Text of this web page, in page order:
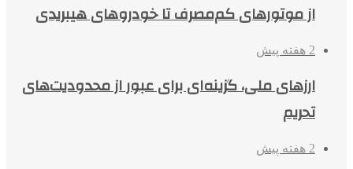
از موتورهای کم‌مصرف تا خودروهای هیبریدی
2 هفته پیش
ارزهای ملی، گزینه‌ای برای عبور از محدودیت‌های
تحریم
2 هفته پیش